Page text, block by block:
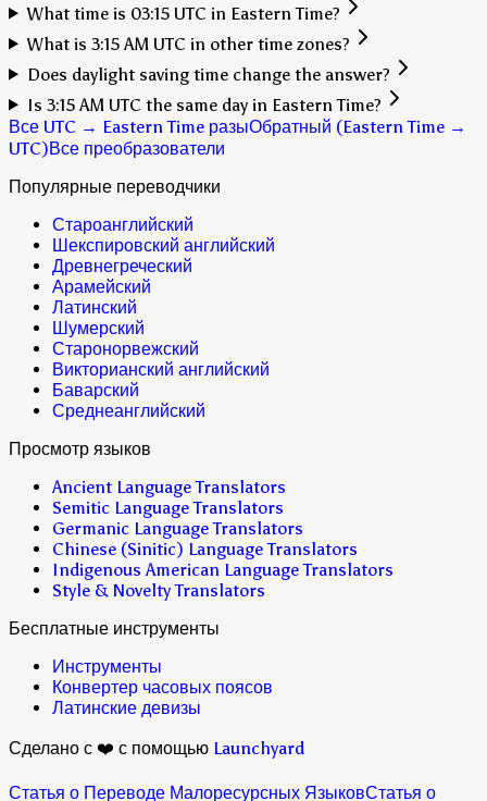
What time is 03:15 UTC in Eastern Time?
What is 3:15 AM UTC in other time zones?
Does daylight saving time change the answer?
Is 3:15 AM UTC the same day in Eastern Time?
Все UTC → Eastern Time разыОбратный (Eastern Time →
UTC)Все преобразователи
Популярные переводчики
Староанглийский
Шекспировский английский
Древнегреческий
Арамейский
Латинский
Шумерский
Старонорвежский
Викторианский английский
Баварский
Среднеанглийский
Просмотр языков
Ancient Language Translators
Semitic Language Translators
Germanic Language Translators
Chinese (Sinitic) Language Translators
Indigenous American Language Translators
Style & Novelty Translators
Бесплатные инструменты
Инструменты
Конвертер часовых поясов
Латинские девизы
Сделано с ❤️ с помощью Launchyard
Статья о Переводе Малоресурсных ЯзыковСтатья о